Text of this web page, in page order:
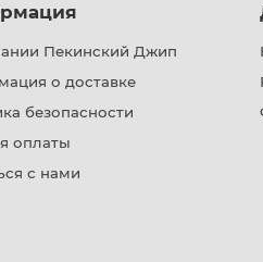
Пекинский Джип
о доставке
безопасности
оплаты
с нами